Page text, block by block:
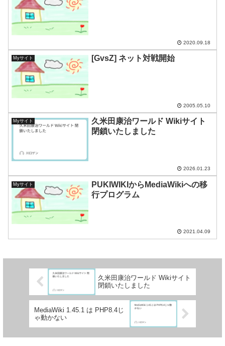
2020.09.18
Myサイト [GvsZ] ネット対戦開始
2005.05.10
Myサイト
久米田康治ワールド Wikiサイト
閉鎖いたしました
2026.01.23
Myサイト
PUKIWIKIからMediaWikiへの移
行プログラム
2021.04.09
久米田康治ワールド Wikiサイト
閉鎖いたしました
MediaWiki 1.45.1 は PHP8.4じ
ゃ動かない